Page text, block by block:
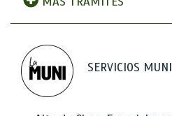
SERVICIOS